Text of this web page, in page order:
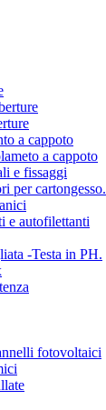
a cappoto
a cappoto
e fissaggi
per cartongesso.
e autofilettanti
-Testa in PH.
fotovoltaici